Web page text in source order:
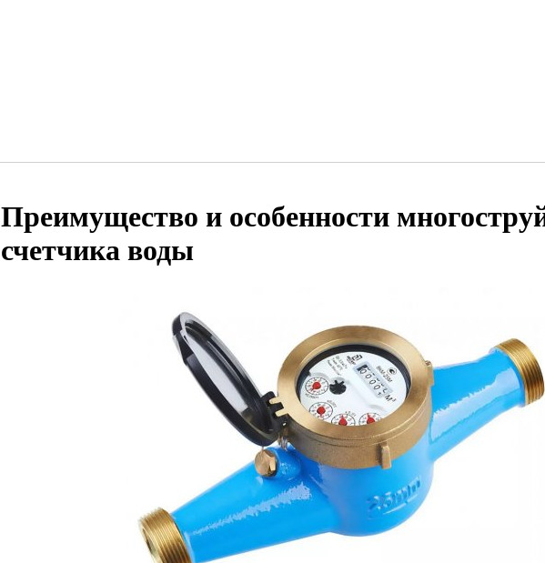
Преимущество и особенности
счетчика воды